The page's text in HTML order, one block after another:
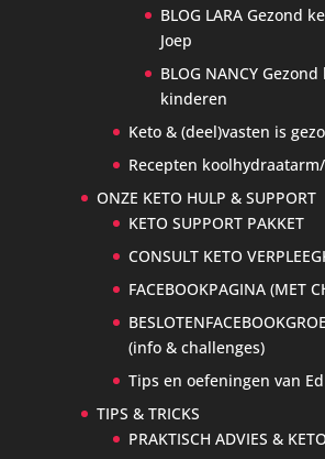
BLOG LARA Gezond
Joep
BLOG NANCY
kinderen
Keto & (deel)vasten is
Recepten
ONZE KETO HULP & SUPPORT
KETO SUPPORT PAKKET
CONSULT KETO
FACEBOOKPAGINA (MET
(info & challenges)
Tips en oefeningen van Ed
TIPS & TRICKS
PRAKTISCH ADVIES &